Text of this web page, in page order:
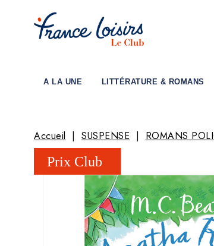
A LA UNE LITTÉRATURE & ROMANS
Accueil SUSPENSE ROMANS